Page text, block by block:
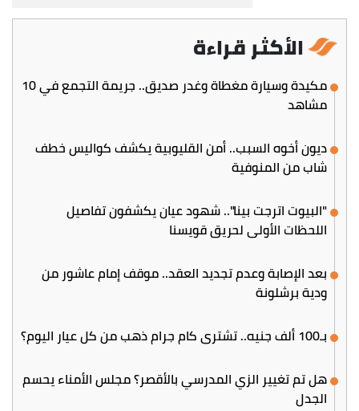
الأكثر قراءة
مكيدة وسيارة مغطاة وغدر صديق.. جريمة التجمع في 10
مشاهد
ديون أخوه السبب.. أمن القليوبية يكشف كواليس خطف
شاب من المنوفية
"البيوت اترجت بينا".. شهود عيان يكشفون تفاصيل
اللحظات الأولى لحريق قويسنا
بعد الإصابة وعدم تجديد العقد.. موقف إمام عاشور من
ودية برشلونة
بـ100 ألف جنيه.. تشتري كام جرام ذهب من كل عيار اليوم؟
هل تم تغيير الزي المدرسي بالأقصر؟ مجلس الأمناء يحسم
الجدل